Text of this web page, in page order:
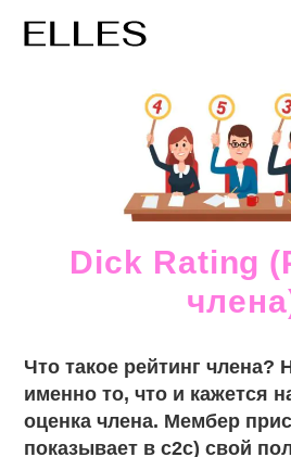
content
Dick Rating
Что такое рейтинг члена?
именно то, что и кажется
оценка члена. Мембер
показывает в с2с) свой